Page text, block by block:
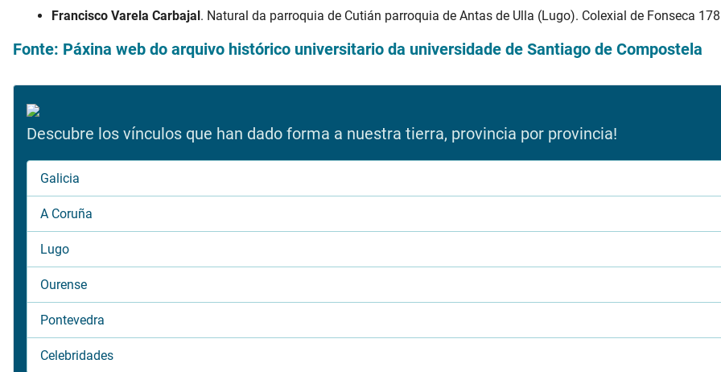
Francisco Varela Carbajal . Natural da parroquia de Cutián parroquia de Antas de Ulla (Lugo). Colexial de Fonseca
Fonte: Páxina web do arquivo histórico universitario da universidade de Santiago de Compostela
Descubre los vínculos que han dado forma a nuestra tierra, provincia por provincia!
Galicia
A Coruña
Lugo
Ourense
Pontevedra
Celebridades